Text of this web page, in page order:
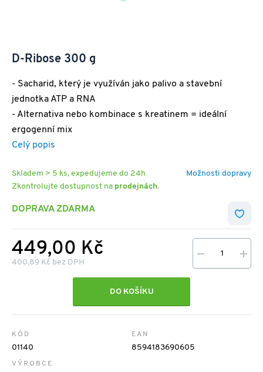
D-Ribose 300 g
- Sacharid, který je využíván jako palivo a stavební
jednotka ATP a RNA
- Alternativa nebo kombinace s kreatinem = ideální
ergogenní mix
Celý popis
Možnosti dopravy
Skladem > 5 ks, expedujeme do 24h
Zkontrolujte dostupnost na prodejnách.
DOPRAVA ZDARMA
449,00 Kč
400,89 Kč bez DPH
DO KOŠÍKU
KÓD
01140
EAN
8594183690605
VÝROBCE